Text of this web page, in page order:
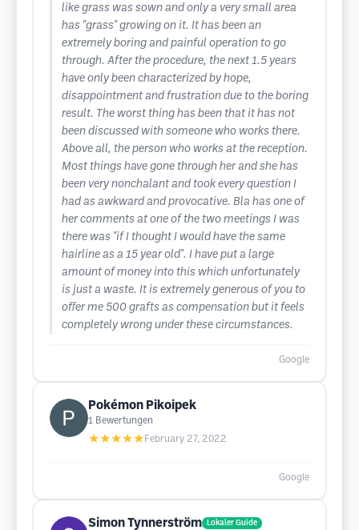
like grass was sown and only a very small area
has "grass" growing on it. It has been an
extremely boring and painful operation to go
through. After the procedure, the next 1.5 years
have only been characterized by hope,
disappointment and frustration due to the boring
result. The worst thing has been that it has not
been discussed with someone who works there.
Above all, the person who works at the reception.
Most things have gone through her and she has
been very nonchalant and took every question I
had as awkward and provocative. Bla has one of
her comments at one of the two meetings I was
there was "if I thought I would have the same
hairline as a 15 year old". I have put a large
amount of money into this which unfortunately
is just a waste. It is extremely generous of you to
offer me 500 grafts as compensation but it feels
completely wrong under these circumstances.
Google
Pokémon Pikoipek
1 Bewertungen
★★★★★ February 27, 2022
Google
Simon Tynnerström Lokaler Guide